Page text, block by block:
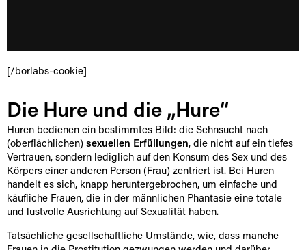
[/borlabs-cookie]
Die Hure und die „Hure“
Huren bedienen ein bestimmtes Bild: die Sehnsucht nach
(oberflächlichen) sexuellen Erfüllungen, die nicht auf ein tiefes
Vertrauen, sondern lediglich auf den Konsum des Sex und des
Körpers einer anderen Person (Frau) zentriert ist. Bei Huren
handelt es sich, knapp heruntergebrochen, um einfache und
käufliche Frauen, die in der männlichen Phantasie eine totale
und lustvolle Ausrichtung auf Sexualität haben.
Tatsächliche gesellschaftliche Umstände, wie, dass manche